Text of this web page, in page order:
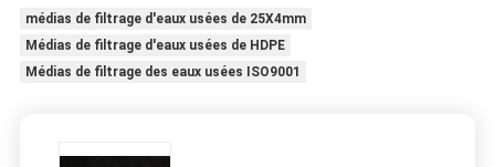
médias de filtrage d'eaux usées de 25X4mm
Médias de filtrage d'eaux usées de HDPE
Médias de filtrage des eaux usées ISO9001